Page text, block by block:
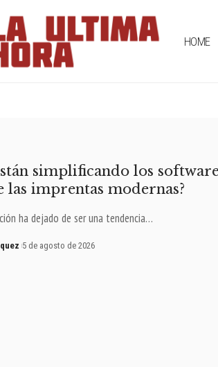
HOME
simplificando los
las imprentas modernas?
ha dejado de ser una tendencia…
5 de agosto de 2026